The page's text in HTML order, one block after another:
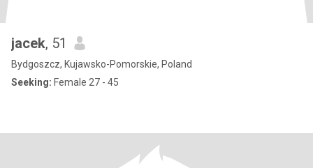
jacek, 51
Bydgoszcz, Kujawsko-Pomorskie, Poland
Seeking: Female 27 - 45